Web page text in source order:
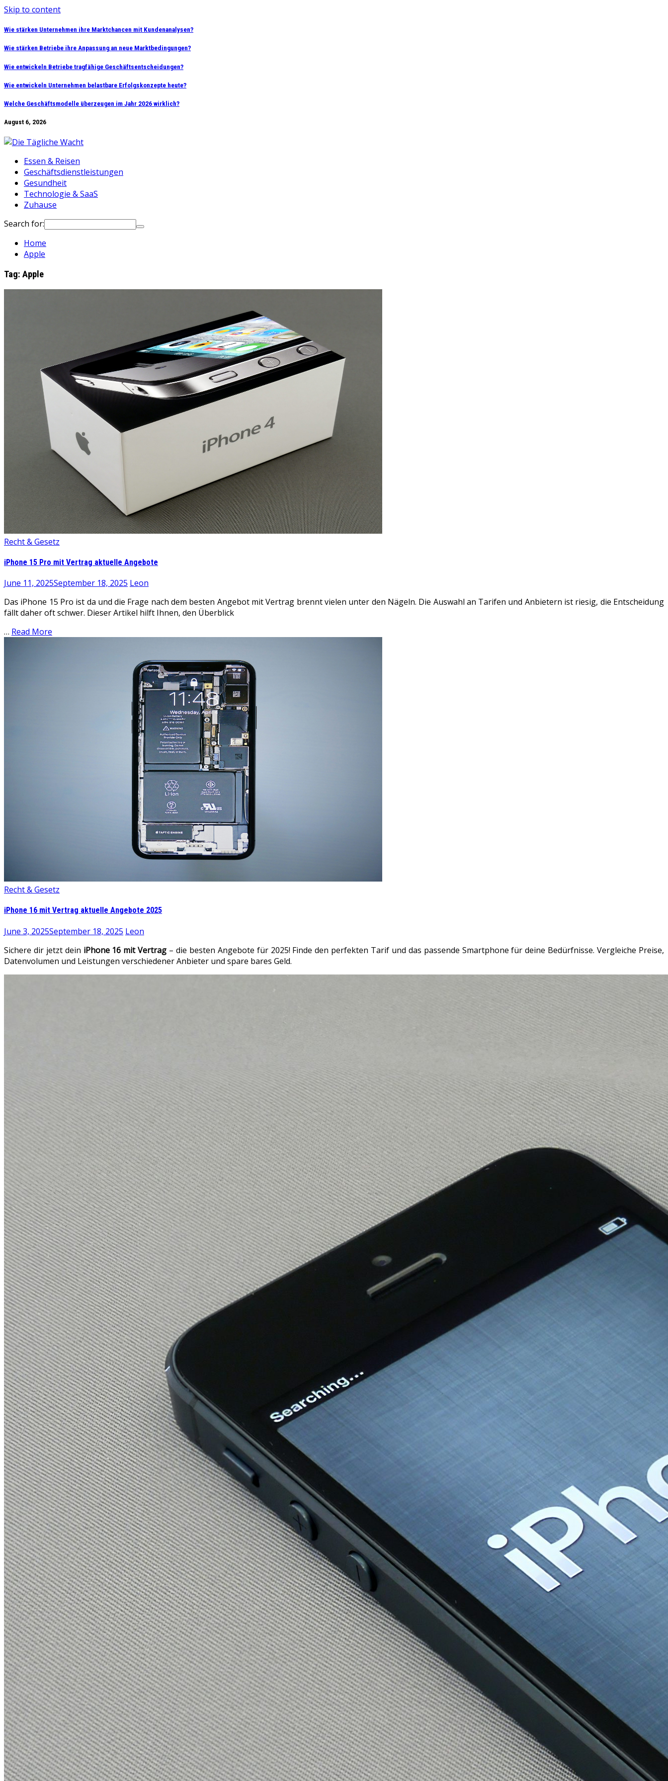
Skip to content
Wie stärken Unternehmen ihre Marktchancen mit Kundenanalysen?
Wie stärken Betriebe ihre Anpassung an neue Marktbedingungen?
Wie entwickeln Betriebe tragfähige Geschäftsentscheidungen?
Wie entwickeln Unternehmen belastbare Erfolgskonzepte heute?
Welche Geschäftsmodelle überzeugen im Jahr 2026 wirklich?
August 6, 2026
Essen & Reisen
Geschäftsdienstleistungen
Gesundheit
Technologie & SaaS
Zuhause
Search for:
Home
Apple
Tag: Apple
Recht & Gesetz
iPhone 15 Pro mit Vertrag aktuelle Angebote
June 11, 2025September 18, 2025 Leon
Das iPhone 15 Pro ist da und die Frage nach dem besten Angebot mit Vertrag brennt vielen unter den Nägeln. Die Auswahl an Tarifen und Anbietern ist riesig, die Entscheidung
fällt daher oft schwer. Dieser Artikel hilft Ihnen, den Überblick
… Read More
Recht & Gesetz
iPhone 16 mit Vertrag aktuelle Angebote 2025
June 3, 2025September 18, 2025 Leon
Sichere dir jetzt dein iPhone 16 mit Vertrag – die besten Angebote für 2025! Finde den perfekten Tarif und das passende Smartphone für deine Bedürfnisse. Vergleiche Preise,
Datenvolumen und Leistungen verschiedener Anbieter und spare bares Geld.